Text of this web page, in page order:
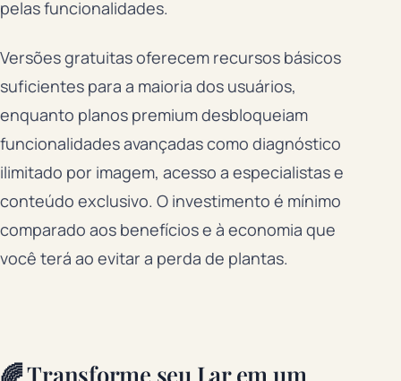
pelas funcionalidades.
Versões gratuitas oferecem recursos básicos
suficientes para a maioria dos usuários,
enquanto planos premium desbloqueiam
funcionalidades avançadas como diagnóstico
ilimitado por imagem, acesso a especialistas e
conteúdo exclusivo. O investimento é mínimo
comparado aos benefícios e à economia que
você terá ao evitar a perda de plantas.
🌈 Transforme seu Lar em um